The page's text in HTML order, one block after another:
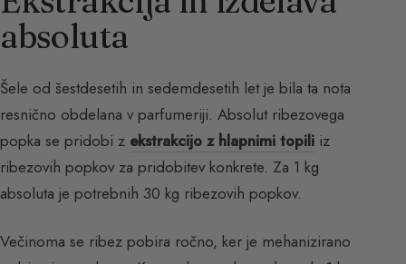
absoluta
Šele od šestdesetih in sedemdesetih let je bila ta nota
resnično obdelana v parfumeriji. Absolut ribezovega
popka se pridobi z ekstrakcijo z hlapnimi topili iz
ribezovih popkov za pridobitev konkrete. Za 1 kg
absoluta je potrebnih 30 kg ribezovih popkov.
Večinoma se ribez pobira ročno, ker je mehanizirano